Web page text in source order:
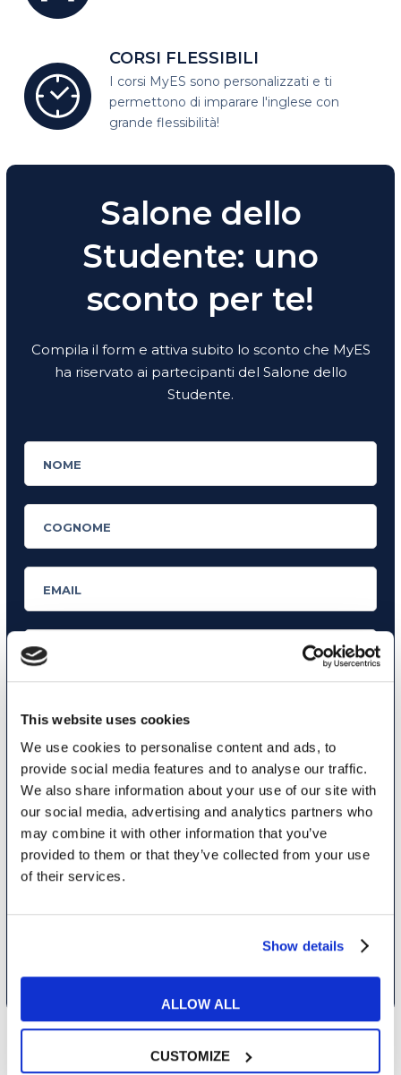
This website uses cookies
We use cookies to personalise content and ads, to
provide social media features and to analyse our traffic.
We also share information about your use of our site with
our social media, advertising and analytics partners who
may combine it with other information that you’ve
provided to them or that they’ve collected from your use
of their services.
Show details
ALLOW ALL
CUSTOMIZE
CORSI FLESSIBILI
I corsi MyES sono personalizzati eti
permettono di imparare l'inglese con
grande flessibilità!
Salone dello
Studente: uno
sconto per te!
Compila il form e attiva subito lo sconto che MyES
ha riservato ai partecipanti del Salone dello
Studente.
In quanto di età superiore ai 16 anni, dichiaro di acconsentire al
trattamento dei miei dati personali in conformità all’informativa
Desidero ricevere comunicazioni commerciali e promozionali
relative ai prodotti e servizi a marchio MyES